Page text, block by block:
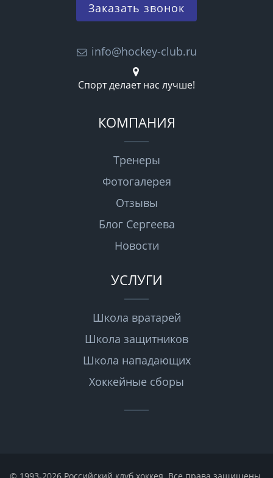
Заказать звонок
info@hockey-club.ru
Спорт делает нас лучше!
КОМПАНИЯ
Тренеры
Фотогалерея
Отзывы
Блог Сергеева
Новости
УСЛУГИ
Школа вратарей
Школа защитников
Школа нападающих
Хоккейные сборы